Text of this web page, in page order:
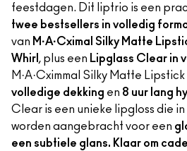
feestdagen. Dit liptrio is een
twee bestsellers in volledig
van M·A·Cximal Silky Matte
Whirl , plus een Lipglass Clear in
M·A·Cximmal Silky Matte
volledige dekking en 8 uur lang
Clear is een unieke lipgloss die
worden aangebracht voor een
een subtiele glans. Klaar om